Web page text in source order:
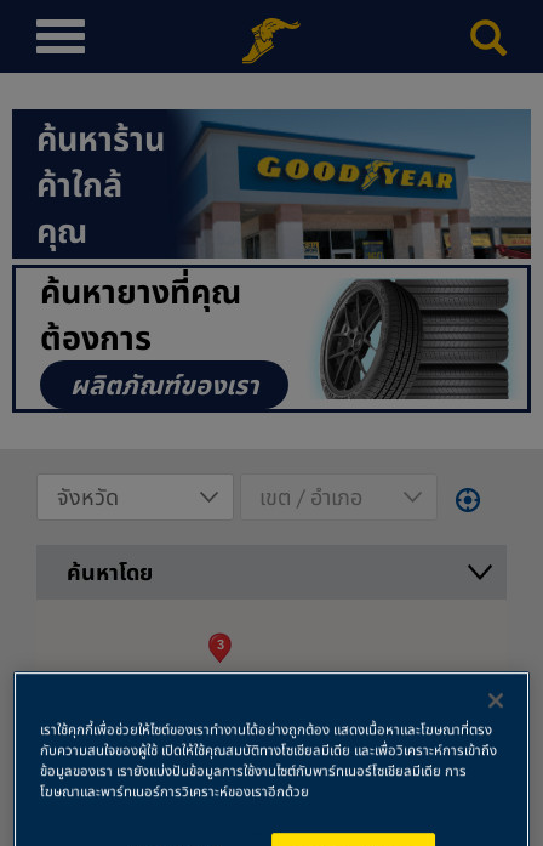
T
l
e
a
v
i
g
a
n
ค้นหาร้าน
ค้าใกล้
คุณ
ค้นหายางที่คุณ
ต้องการ
ผลิตภัณฑ์ของเรา
ค้นหาโดย
12
16
3
เราใช้คุกกี้เพื่อช่วยให้ไซต์ของเราทำงานได้อย่างถูกต้อง แสดงเนื้อหาและโฆษณาที่ตรง
กับความสนใจของผู้ใช้ เปิดให้ใช้คุณสมบัติทางโซเชียลมีเดีย และเพื่อวิเคราะห์การเข้าถึง
ข้อมูลของเรา เรายังแบ่งปันข้อมูลการใช้งานไซต์กับพาร์ทเนอร์โซเชียลมีเดีย การ
โฆษณาและพาร์ทเนอร์การวิเคราะห์ของเราอีกด้วย